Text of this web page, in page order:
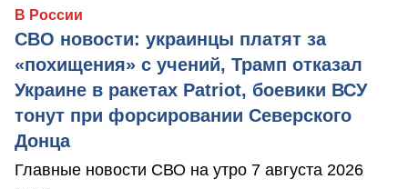
В России
СВО новости: украинцы платят за
«похищения» с учений, Трамп отказал
Украине в ракетах Patriot, боевики ВСУ
тонут при форсировании Северского
Донца
Главные новости СВО на утро 7 августа 2026